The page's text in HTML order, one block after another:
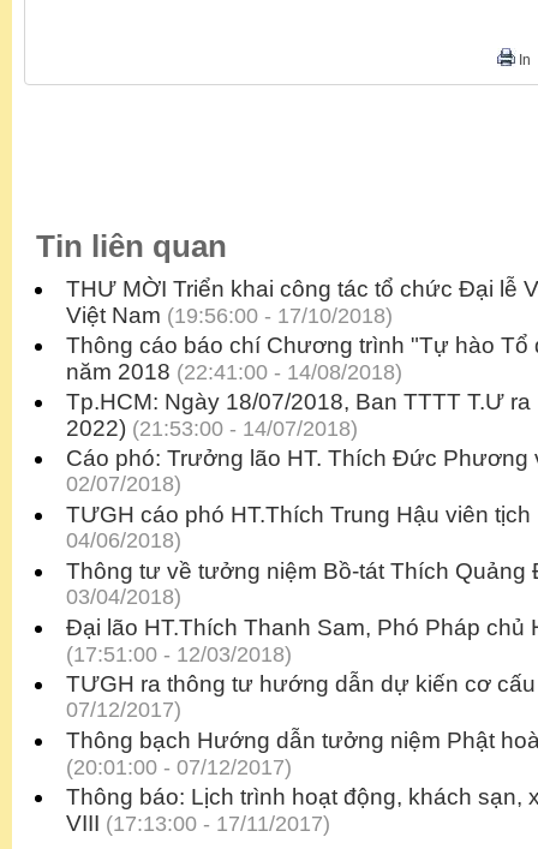
In
Tin liên quan
THƯ MỜI Triển khai công tác tổ chức Đại lễ
Việt Nam (19:56:00 - 17/10/2018)
Thông cáo báo chí Chương trình "Tự hào Tổ
năm 2018 (22:41:00 - 14/08/2018)
Tp.HCM: Ngày 18/07/2018, Ban TTTT T.Ư
2022) (21:53:00 - 14/07/2018)
Cáo phó: Trưởng lão HT. Thích Đức Phương
02/07/2018)
TƯGH cáo phó HT.Thích Trung Hậu viên tịch
04/06/2018)
Thông tư về tưởng niệm Bồ-tát Thích Quảng
03/04/2018)
Đại lão HT.Thích Thanh Sam, Phó Pháp chủ
(17:51:00 - 12/03/2018)
TƯGH ra thông tư hướng dẫn dự kiến cơ
07/12/2017)
Thông bạch Hướng dẫn tưởng niệm Phật
(20:01:00 - 07/12/2017)
Thông báo: Lịch trình hoạt động, khách sạn,
VIII (17:13:00 - 17/11/2017)